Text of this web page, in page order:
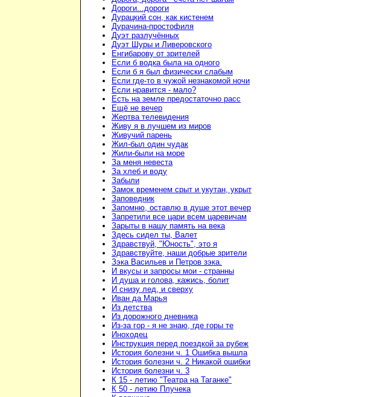
Дороги...дороги
Дурацкий сон, как кистенем
Дурачина-простофиля
Дуэт разлучённых
Дуэт Шуры и Ливеровского
Енгибарову от зрителей
Если б водка была на одного
Если б я был физически слабым
Если где-то в чужой незнакомой ночи
Если нравится - мало?
Есть на земле предостаточно расс
Ещё не вечер
Жертва телевидения
Живу я в лучшем из миров
Живучий парень
Жил-был один чудак
Жили-были на море
За меня невеста
За хлеб и воду
Забыли
Замок временем срыт и укутан, укрыт
Заповедник
Запомню, оставлю в душе этот вечер
Запретили все цари всем царевичам
Зарыты в нашу память на века
Здесь сидел ты, Валет
Здравствуй, "Юность", это я
Здравствуйте, наши добрые зрители
Зэка Васильев и Петров зэка.
И вкусы и запросы мои - странны
И душа и голова, кажись, болит
И снизу лед, и сверху
Иван да Марья
Из детства
Из дорожного дневника
Из-за гор - я не знаю, где горы те
Иноходец
Инструкция перед поездкой за рубеж
История болезни ч. 1 Ошибка вышла
История болезни ч. 2 Никакой ошибки
История болезни ч. 3
К 15 - летию "Театра на Таганке"
К 50 - летию Плучека